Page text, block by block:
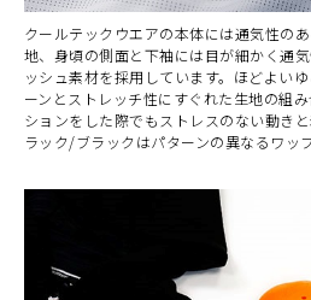
クールテックウエアの本体には通気性の
地、身頃の側面と下袖には目が細かく通
ッシュ素材を採用しています。ほどよい
ーンとストレッチ性にすぐれた生地の組
ションをした際でもストレスのない動き
ラック/ブラックはパターンの異なるワッ